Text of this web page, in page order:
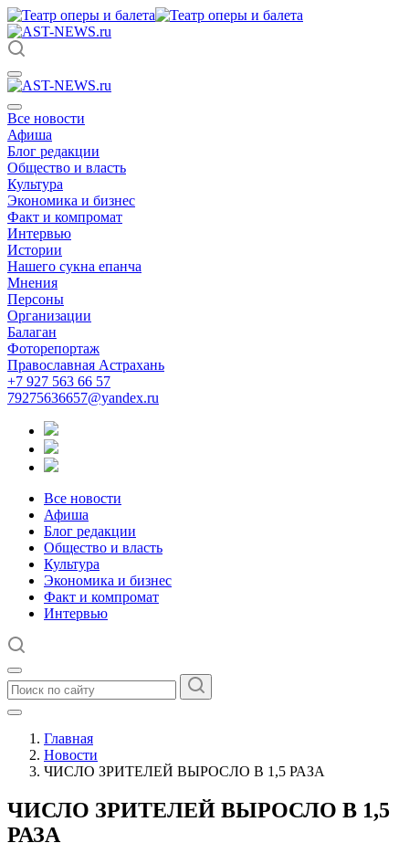
Все новости
Афиша
Блог редакции
Общество и власть
Культура
Экономика и бизнес
Факт и компромат
Интервью
Истории
Нашего сукна епанча
Мнения
Персоны
Организации
Балаган
Фоторепортаж
Православная Астрахань
+7 927 563 66 57
79275636657@yandex.ru
Все новости
Афиша
Блог редакции
Общество и власть
Культура
Экономика и бизнес
Факт и компромат
Интервью
Главная
Новости
ЧИСЛО ЗРИТЕЛЕЙ ВЫРОСЛО В 1,5 РАЗА
ЧИСЛО ЗРИТЕЛЕЙ ВЫРОСЛО В 1,5
РАЗА